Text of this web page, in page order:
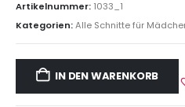
Artikelnummer: 1033_1
Kategorien:Alle Schnitte für
IN DEN WARENKORB